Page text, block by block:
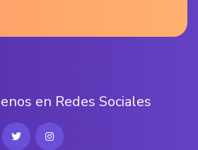
enos en Redes Sociales